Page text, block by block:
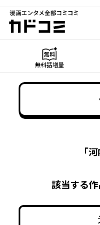
漫画エンタメ全部コミ
カドコミ
無料話増量
「河
該当する